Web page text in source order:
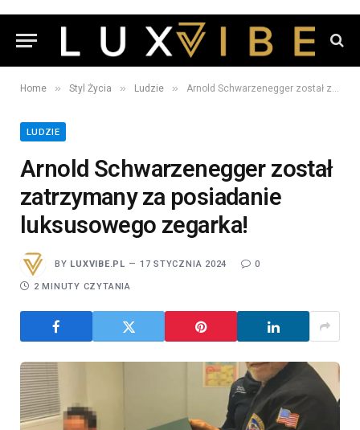
Home » Styl Życia » Ludzie » Arnold Schwarzenegger został zatrzymany za posiadanie luksusowego zegarka!
LUDZIE
Arnold Schwarzenegger został
zatrzymany za posiadanie
luksusowego zegarka!
BY LUXVIBE.PL 17 STYCZNIA 2024 0
2 MINUTY CZYTANIA